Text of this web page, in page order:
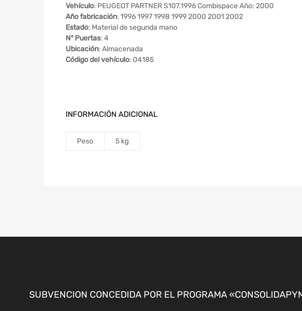
Vehículo: PEUGEOT PARTNER S107.1996 Combispace Año: 2000
Año fabricación: 1996 1997 1998 1999 2000 2001 2002
Estado: Material de segunda mano
Nº Puertas: 4
Ubicación: Almacenada
Código del vehículo: 04185
INFORMACIÓN ADICIONAL
Peso 5 kg
SUBVENCION CONCEDIDA POR EL PROGRAMA